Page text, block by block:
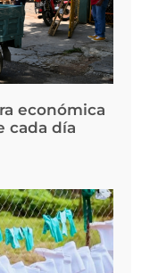
económica
cada día